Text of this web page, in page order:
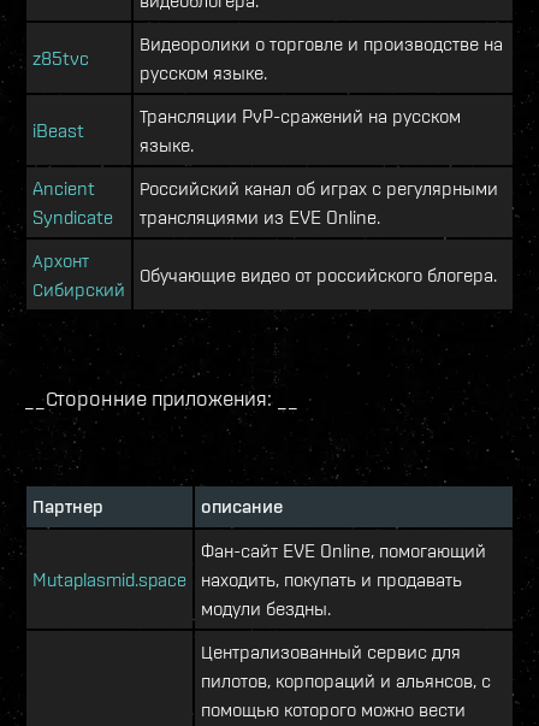
z85tvc
Видеоролики о торговле и производстве на
русском языке.
iBeast
Трансляции PvP-сражений на русском
языке.
Ancient
Syndicate
Российский канал об играх с регулярными
трансляциями из EVE Online.
Архонт
Сибирский
Обучающие видео от российского блогера.
__Сторонние приложения: __
Партнер описание
Mutaplasmid.space
Фан-сайт EVE Online, помогающий
находить, покупать и продавать
модули бездны.
Централизованный сервис для
пилотов, корпораций и альянсов, с
помощью которого можно вести